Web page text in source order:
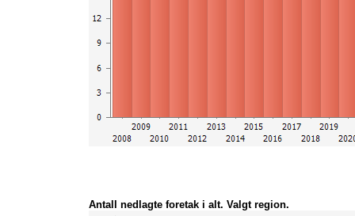
Antall nedlagte foretak i alt. Valgt region.